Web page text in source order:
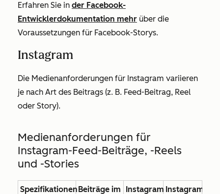
Erfahren Sie in der Facebook-
Entwicklerdokumentation mehr über die
Voraussetzungen für Facebook-Storys.
Instagram
Die Medienanforderungen für Instagram variieren
je nach Art des Beitrags (z. B. Feed-Beitrag, Reel
oder Story).
Medienanforderungen für
Instagram-Feed-Beiträge, -Reels
und -Stories
SpezifikationenBeiträge im
Instagram Instagram-